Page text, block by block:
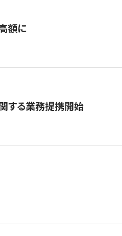
額に
する業務提携開始